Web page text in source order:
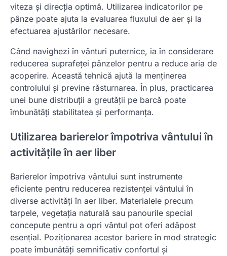
viteza și direcția optimă. Utilizarea indicatorilor pe
pânze poate ajuta la evaluarea fluxului de aer și la
efectuarea ajustărilor necesare.
Când navighezi în vânturi puternice, ia în considerare
reducerea suprafeței pânzelor pentru a reduce aria de
acoperire. Această tehnică ajută la menținerea
controlului și previne răsturnarea. În plus, practicarea
unei bune distribuții a greutății pe barcă poate
îmbunătăți stabilitatea și performanța.
Utilizarea barierelor împotriva vântului în
activitățile în aer liber
Barierelor împotriva vântului sunt instrumente
eficiente pentru reducerea rezistenței vântului în
diverse activități în aer liber. Materialele precum
tarpele, vegetația naturală sau panourile special
concepute pentru a opri vântul pot oferi adăpost
esențial. Poziționarea acestor bariere în mod strategic
poate îmbunătăți semnificativ confortul și